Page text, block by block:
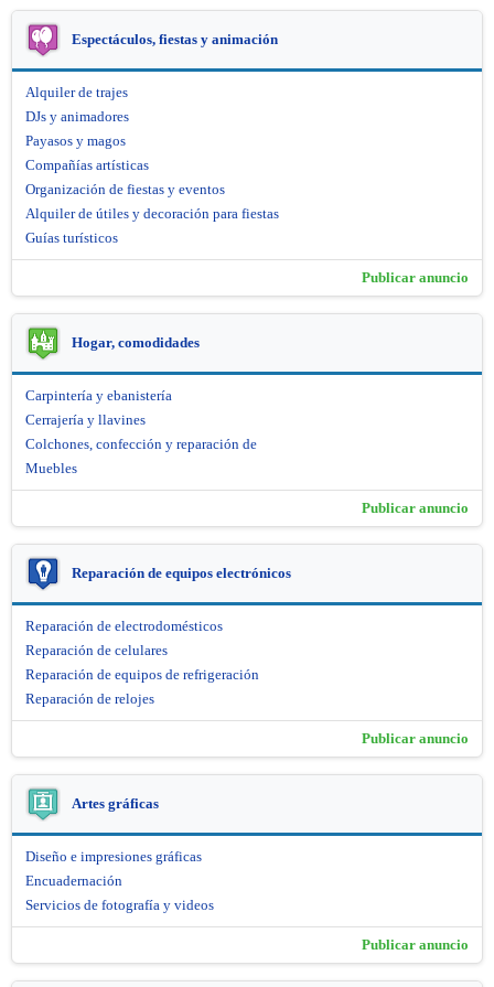
Espectáculos, fiestas y animación
Alquiler de trajes
DJs y animadores
Payasos y magos
Compañías artísticas
Organización de fiestas y eventos
Alquiler de útiles y decoración para fiestas
Guías turísticos
Publicar anuncio
Hogar, comodidades
Carpintería y ebanistería
Cerrajería y llavines
Colchones, confección y reparación de
Muebles
Publicar anuncio
Reparación de equipos electrónicos
Reparación de electrodomésticos
Reparación de celulares
Reparación de equipos de refrigeración
Reparación de relojes
Publicar anuncio
Artes gráficas
Diseño e impresiones gráficas
Encuadernación
Servicios de fotografía y videos
Publicar anuncio